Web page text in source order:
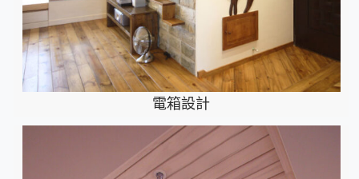
電箱設計